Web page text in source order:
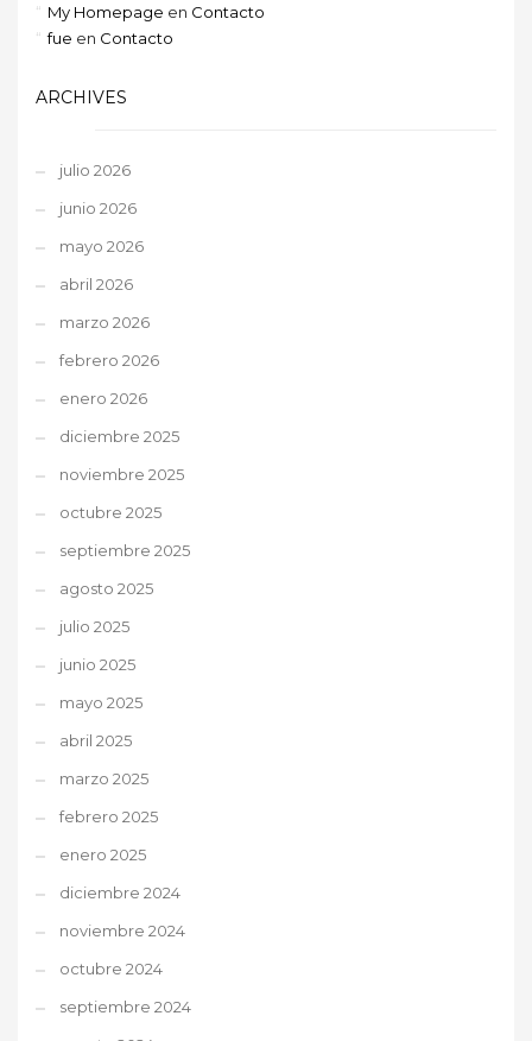
My Homepage en Contacto
fue en Contacto
ARCHIVES
julio 2026
junio 2026
mayo 2026
abril 2026
marzo 2026
febrero 2026
enero 2026
diciembre 2025
noviembre 2025
octubre 2025
septiembre 2025
agosto 2025
julio 2025
junio 2025
mayo 2025
abril 2025
marzo 2025
febrero 2025
enero 2025
diciembre 2024
noviembre 2024
octubre 2024
septiembre 2024